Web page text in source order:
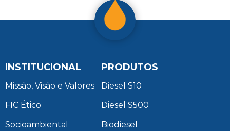
INSTITUCIONAL
Missão, Visão e Valores
FIC Ético
Socioambiental
PRODUTOS
Diesel S10
Diesel S500
Biodiesel